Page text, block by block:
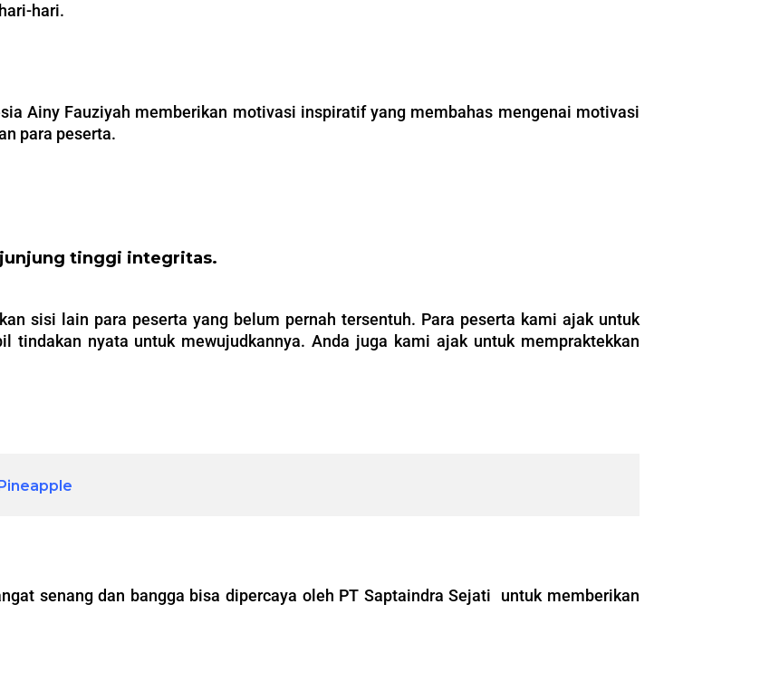
hari.
Ainy Fauziyah memberikan motivasi inspiratif yang membahas mengenai motivasi
para peserta.
tinggi integritas.
sisi lain para peserta yang belum pernah tersentuh. Para peserta kami ajak untuk
tindakan nyata untuk mewujudkannya. Anda juga kami ajak untuk mempraktekkan
senang dan bangga bisa dipercaya oleh PT Saptaindra Sejati untuk memberikan